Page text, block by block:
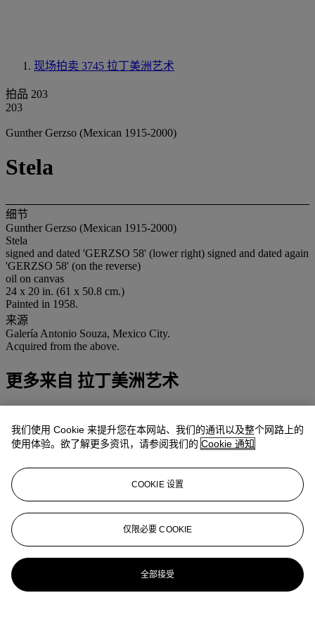
现场拍卖 3745 拉丁美洲艺术
拍品 203
203
Gunther Gerzso (Mexican 1915-2000)
Stela
细节
Gunther Gerzso (Mexican 1915-2000)
Stela
signed and dated 'GERZSO 58' (lower right) signed and dated again
'GERZSO 58' (on the reverse)
oil on canvas
24 x 20 in. (61 x 50.8 cm.)
Painted in 1958.
来源
Galería Antonio Souza, Mexico City.
Acquired from the above.
更多来自 拉丁美洲艺术
查看全部
我们使用 Cookie 来提升您在本网站、我们的通讯以及整个网路上的
使用体验。欲了解更多资讯，请参阅我们的 Cookie 通知
COOKIE 设置
仅限必要 COOKIE
全部接受